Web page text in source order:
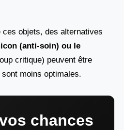
ces objets, des alternatives
(anti-soin) ou le
critique) peuvent être
moins optimales.
chances